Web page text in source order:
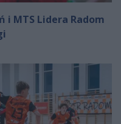
i MTS Lidera Radom